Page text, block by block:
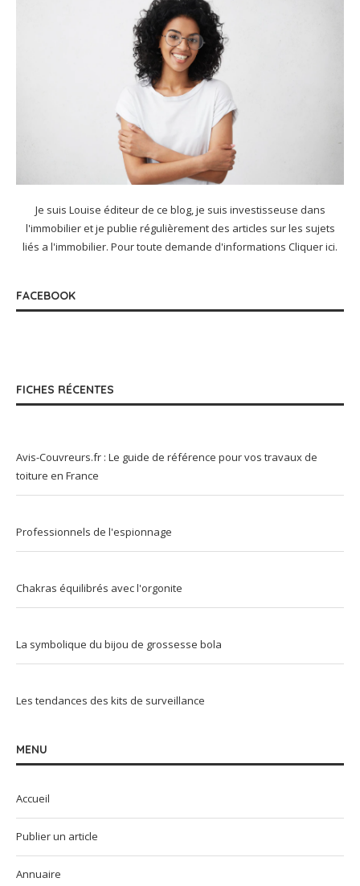
Je suis Louise éditeur de ce blog, je suis investisseuse dans
l'immobilier et je publie régulièrement des articles sur les sujets
liés a l'immobilier. Pour toute demande d'informations Cliquer ici.
FACEBOOK
FICHES RÉCENTES
Avis-Couvreurs.fr : Le guide de référence pour vos travaux de
toiture en France
Professionnels de l'espionnage
Chakras équilibrés avec l'orgonite
La symbolique du bijou de grossesse bola
Les tendances des kits de surveillance
MENU
Accueil
Publier un article
Annuaire